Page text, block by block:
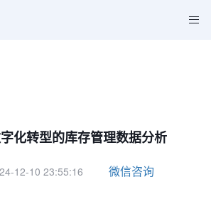
化转型的库存管理数据分析
12-10 23:55:16 微信咨询